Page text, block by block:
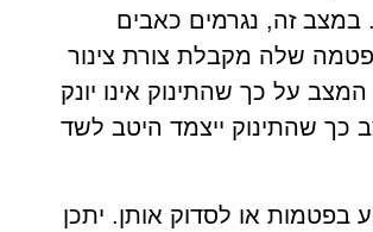
במצב זה, נגרמים כאבים
שלה מקבלת צורת צינור
על כך שהתינוק אינו יונק
כך שהתינוק ייצמד היטב לשד
בפטמות או לסדוק אותן. יתכן